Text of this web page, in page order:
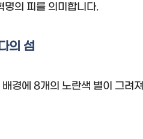
명의 피를 의미합니다.
의 섬
경에 8개의 노란색 별이 그려